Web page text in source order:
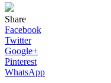
Share
Facebook
Twitter
Google+
Pinterest
WhatsApp